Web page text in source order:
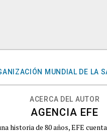
MUNDIAL DE LA
ACERCA DEL AUTOR
AGENCIA EFE
historia de 80 años, EFE